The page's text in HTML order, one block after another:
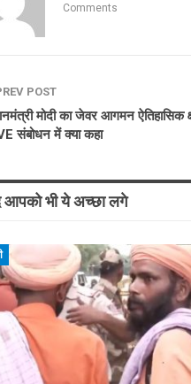
Comments
POST
मोदी का जेवर आगमन ऐतिहासिक
संबोधन में क्या कहा
भी ये अच्छा लगे